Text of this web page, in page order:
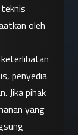
oleh
penyedia
Jika pihak
yang